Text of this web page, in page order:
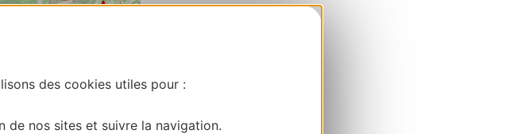
des cookies utiles pour :
de nos sites et suivre la navigation.